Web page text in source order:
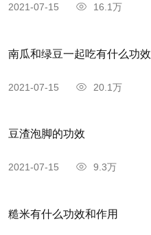
2021-07-15 16.1万
南瓜和绿豆一起吃有什么功效
2021-07-15 20.1万
豆渣泡脚的功效
2021-07-15 9.3万
糙米有什么功效和作用